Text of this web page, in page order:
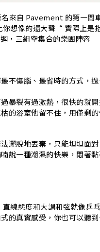
來自 Pavement 的第一間
想像的還大聲“ 實際上是
，三組空集合的樂團陣容
不傷腦、最省時的方式，
暴裂有過激熱，很快的就
的浴室他留不住，用僅剩
法灑脫地丟棄，只能坦坦面
說一種潮濕的快樂，悶著
線態度和大調和弦就像乒
的真實感受，你也可以聽